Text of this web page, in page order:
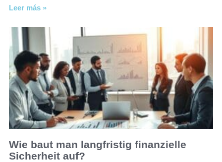
Leer más »
Wie baut man langfristig finanzielle
Sicherheit auf?